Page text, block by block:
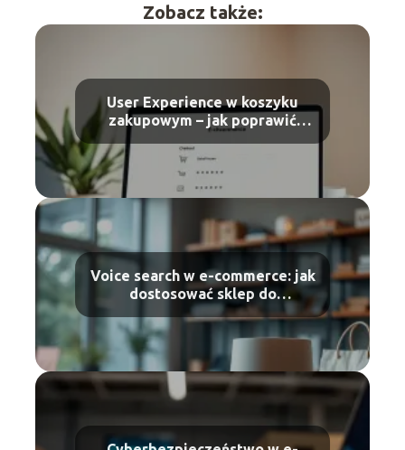
Zobacz także:
User Experience w koszyku
zakupowym – jak poprawić
Voice search w e-commerce: jak
dostosować sklep do
wyszukiwania głosowego